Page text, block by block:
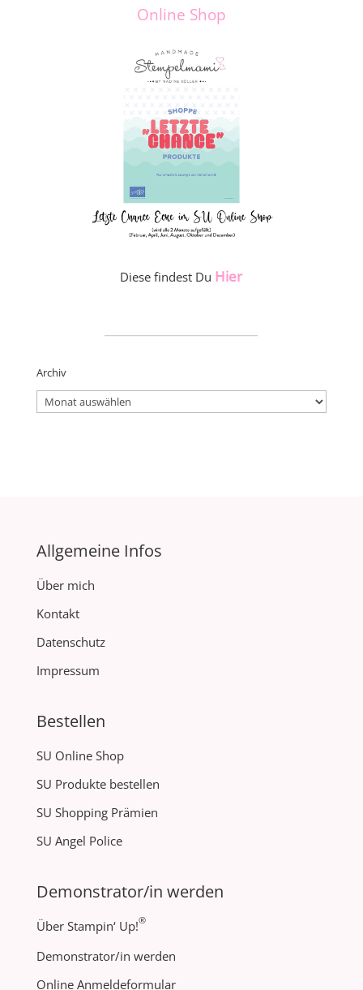
Online Shop
Diese findest Du Hier
Archiv
Archiv
Allgemeine Infos
Über mich
Kontakt
Datenschutz
Impressum
Bestellen
SU Online Shop
SU Produkte bestellen
SU Shopping Prämien
SU Angel Police
Demonstrator/in werden
Über Stampin‘ Up!®
Demonstrator/in werden
Online Anmeldeformular